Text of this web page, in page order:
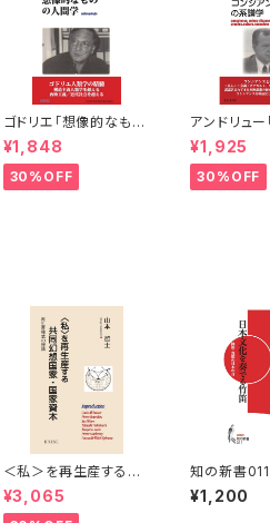
ゴドリエ「想像的なもの
の人間学」
¥1,848
30%OFF
アンドリュー
ンスの系譜学
¥1,925
30%OFF
＜私＞を再生産する共
同幻想国家・国家資本
¥3,065
知の新書011
を奏でる竹笛
笛の日本の音
¥1,200